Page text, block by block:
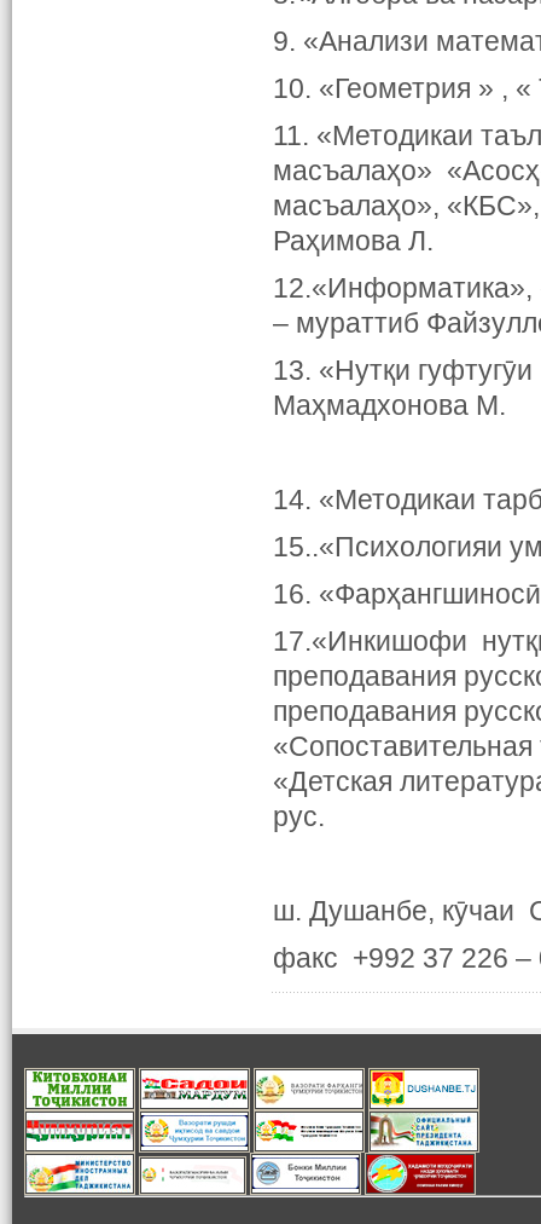
9. «Анализи
10. «Геометрия » ,
11. «Методикаи
масъалаҳо»
масъалаҳо»,
Раҳимова Л.
12.«Информатика»,
– мураттиб
13. «Нутқи
Маҳмадхонова М.
14. «Методикаи
15..«Психологияи
16.
17.«Инкишофи
преподавания
преподавания
«Детская
рус.
ш. Душанбе, кӯчаи
факс +992 37 226 –